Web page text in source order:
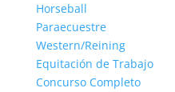
Horseball
Paraecuestre
Western/Reining
Equitación de Trabajo
Concurso Completo